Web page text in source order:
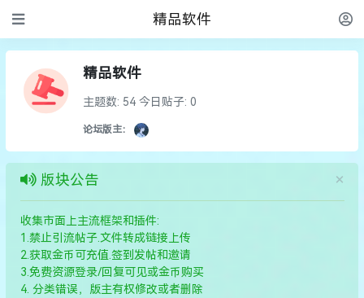
精品软件
精品软件
主题数: 54 今日贴子: 0
论坛版主：
×
版块公告
收集市面上主流框架和插件:
1.禁止引流帖子.文件转成链接上传
2.获取金币可充值.签到发帖和邀请
3.免费资源登录/回复可见或金币购买
4. 分类错误，版主有权修改或者删除